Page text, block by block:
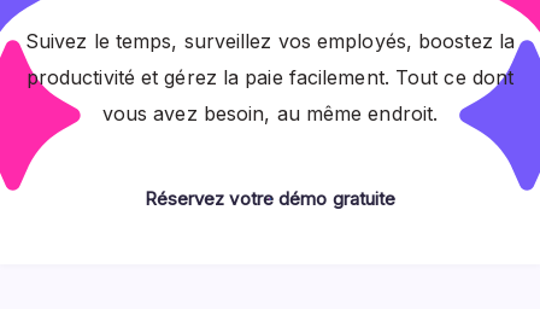
Suivez le temps, surveillez vos employés, boostez la
productivité et gérez la paie facilement. Tout ce dont
vous avez besoin, au même endroit.
Réservez votre démo gratuite